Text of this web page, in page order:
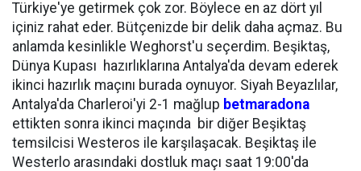
Türkiye'ye getirmek çok zor. Böylece en az dört yıl
içiniz rahat eder. Bütçenizde bir delik daha açmaz. Bu
anlamda kesinlikle Weghorst'u seçerdim. Beşiktaş,
Dünya Kupası hazırlıklarına Antalya'da devam ederek
ikinci hazırlık maçını burada oynuyor. Siyah Beyazlılar,
Antalya'da Charleroi'yi 2-1 mağlup betmaradona
ettikten sonra ikinci maçında bir diğer Beşiktaş
temsilcisi Westeros ile karşılaşacak. Beşiktaş ile
Westerlo arasındaki dostluk maçı saat 19:00'da